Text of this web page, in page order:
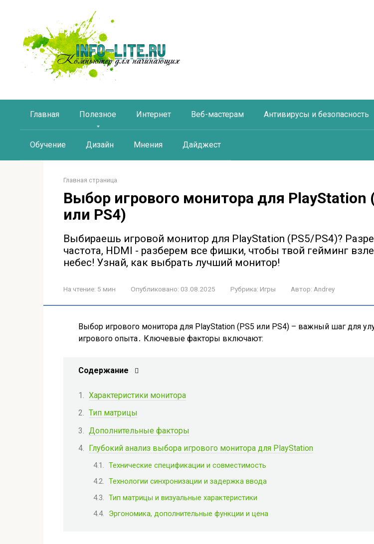
контенту
Главная Полезное Интернет Веб-мастерам Антивирусы и безопасность
Обучение Дизайн Мнения Дайджест
Главная страница
Выбор игрового монитора для PlayStation
или PS4)
Выбираешь игровой монитор для PlayStation (PS5/PS4)?
частота, HDMI - разберем все фишки, чтобы твой гейминг
небес! Узнай, как выбрать лучший монитор!
На чтение: 5 мин Опубликовано: 03.08.2025 Рубрика: Игры Автор: Andrey
Выбор игрового монитора для PlayStation (PS5 или PS4) – важный шаг для
игрового опыта․ Ключевые факторы включают:
Содержание
Характеристики монитора
Тип матрицы
Дополнительные факторы
Глубокий анализ выбора игрового монитора для PlayStation
Технические спецификации и совместимость
Технологии синхронизации и задержка ввода
Тип матрицы и визуальные характеристики
Эргономика, дополнительные функции и цена